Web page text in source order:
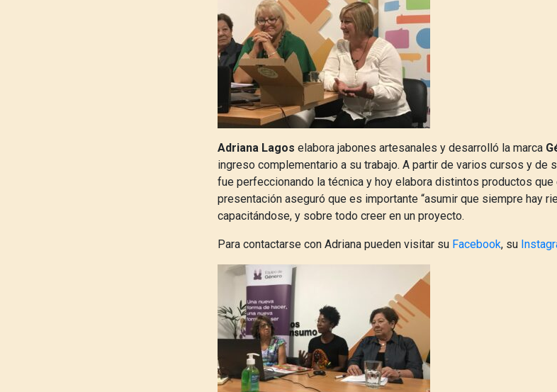
Adriana Lagos elabora jabones artesanales y desarrolló la marca
ingreso complementario a su trabajo. A partir de varios cursos y de
fue perfeccionando la técnica y hoy elabora distintos productos que
presentación aseguró que es importante “asumir que siempre hay
capacitándose, y sobre todo creer en un proyecto.
Para contactarse con Adriana pueden visitar su Facebook, su